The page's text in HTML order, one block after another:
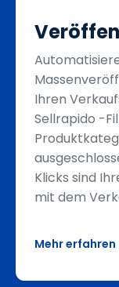
Ihren
Sellrapido -
Klicks sind
mit dem
Mehr erfahren